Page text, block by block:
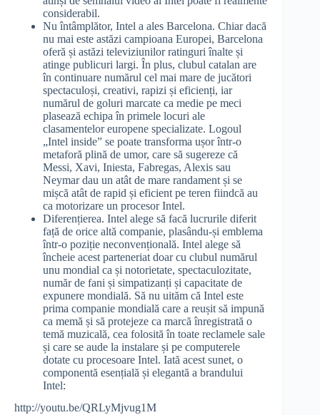
considerabil.
Nu întâmplător, Intel a ales Barcelona. Chiar dacă
nu mai este astăzi campioana Europei, Barcelona
oferă și astăzi televiziunilor ratinguri înalte și
atinge publicuri largi. În plus, clubul catalan are
în continuare numărul cel mai mare de jucători
spectaculoși, creativi, rapizi și eficienți, iar
numărul de goluri marcate ca medie pe meci
plasează echipa în primele locuri ale
clasamentelor europene specializate. Logoul
„Intel inside” se poate transforma ușor într-o
metaforă plină de umor, care să sugereze că
Messi, Xavi, Iniesta, Fabregas, Alexis sau
Neymar dau un atât de mare randament și se
mișcă atât de rapid și eficient pe teren fiindcă au
ca motorizare un procesor Intel.
Diferențierea. Intel alege să facă lucrurile diferit
față de orice altă companie, plasându-și emblema
într-o poziție neconvențională. Intel alege să
încheie acest parteneriat doar cu clubul numărul
unu mondial ca și notorietate, spectaculozitate,
număr de fani și simpatizanți și capacitate de
expunere mondială. Să nu uităm că Intel este
prima companie mondială care a reușit să impună
ca memă și să protejeze ca marcă înregistrată o
temă muzicală, cea folosită în toate reclamele sale
și care se aude la instalare și pe computerele
dotate cu procesoare Intel. Iată acest sunet, o
componentă esențială și elegantă a brandului
Intel:
http://youtu.be/QRLyMjvug1M